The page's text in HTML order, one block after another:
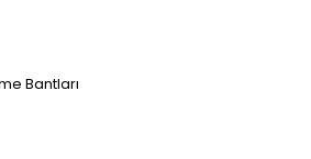
Bantları